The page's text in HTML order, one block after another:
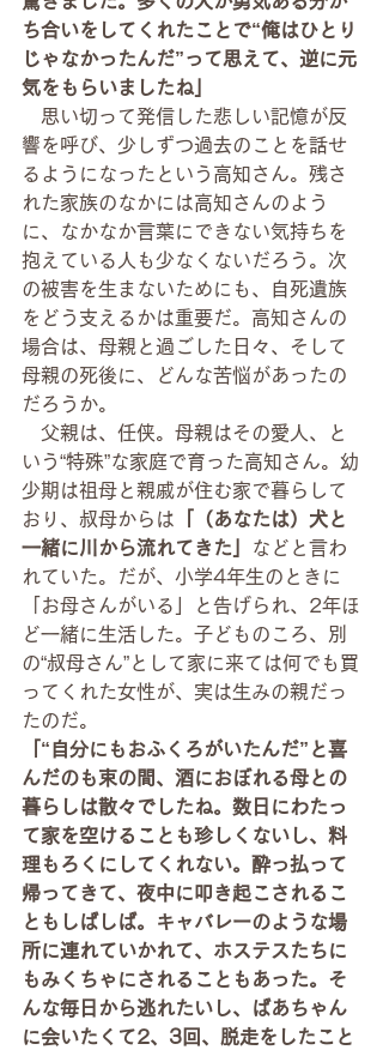
ち合いをしてくれたことで“俺はひとり
じゃなかったんだ”って思えて、逆に元
気をもらいましたね」
思い切って発信した悲しい記憶が反
響を呼び、少しずつ過去のことを話せ
るようになったという高知さん。残さ
れた家族のなかには高知さんのよう
に、なかなか言葉にできない気持ちを
抱えている人も少なくないだろう。次
の被害を生まないためにも、自死遺族
をどう支えるかは重要だ。高知さんの
場合は、母親と過ごした日々、そして
母親の死後に、どんな苦悩があったの
だろうか。
父親は、任侠。母親はその愛人、と
いう“特殊”な家庭で育った高知さん。幼
少期は祖母と親戚が住む家で暮らして
おり、叔母からは 「（あなたは）犬と
一緒に川から流れてきた」
などと言わ
れていた。だが、小学4年生のときに
「お母さんがいる」と告げられ、2年ほ
ど一緒に生活した。子どものころ、別
の“叔母さん”として家に来ては何でも買
ってくれた女性が、実は生みの親だっ
たのだ。
「“自分にもおふくろがいたんだ”と喜
んだのも束の間、酒におぼれる母との
暮らしは散々でしたね。数日にわたっ
て家を空けることも珍しくないし、料
理もろくにしてくれない。酔っ払って
帰ってきて、夜中に叩き起こされるこ
ともしばしば。キャバレーのような場
所に連れていかれて、ホステスたちに
もみくちゃにされることもあった。そ
んな毎日から逃れたいし、ばあちゃん
に会いたくて2、3回、脱走をしたこと